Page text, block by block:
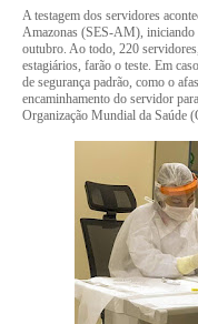
A testagem dos servidores
Amazonas (SES-AM), iniciando
outubro. Ao todo, 220
estagiários, farão o teste. Em
de segurança padrão, como o
encaminhamento do servidor
Organização Mundial da Saúde